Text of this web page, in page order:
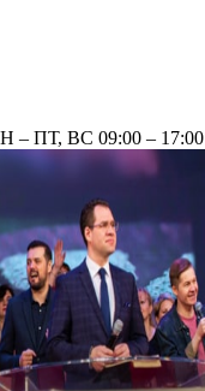
– ПТ, ВС 09:00 – 17:00